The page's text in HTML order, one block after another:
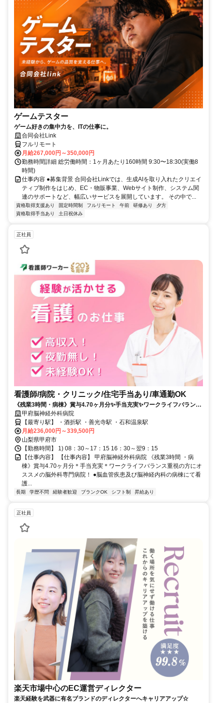
ゲームテスター
ゲーム好きの集中力を、ITの仕事に。
合同会社Link
フルリモート
月給267,000円～350,000円
勤務時間詳細 総労働時間：1ヶ月あたり160時間 9:30〜18:30(実働8
時間)
仕事内容 ●募集背景 合同会社Linkでは、生成AIを取り入れたクリエイ
ティブ制作をはじめ、EC・物販事業、Webサイト制作、システム関
連のサポートなど、幅広いサービスを展開しています。 その中で...
資格取得支援あり 固定時間制 フルリモート 午前 研修あり
夕方
資格取得手当あり
土日祝休み
正社員
看護師/病院・クリニック/住宅手当あり/車通勤OK
《残業3時間・病棟》賞与4.70ヶ月分✨手当充実✨ワークライフバランス
重視の方にオススメの脳外科専門病院❗️
甲府脳神経外科病院
【最寄り駅】 ・酒折駅 ・善光寺駅 ・石和温泉駅
月給236,000円～339,500円
山梨県甲府市
【勤務時間】 1) 08：30～17：15 16：30～翌9：15
【仕事内容】 【仕事内容】 甲府脳神経外科病院 《残業3時間 ・病
棟》賞与4.70ヶ月分＊手当充実＊ワークライフバランス重視の方にオ
ススメの脳外科専門病院！ ●脳血管疾患及び脳神経内科の病棟にて看
護...
長期 学歴不問 経験者歓迎 ブランクOK シフト制 昇給あり
正社員
楽天市場中心のEC運営ディレクター
楽天経験を武器に有名ブランドのディレクターへキャリアアップ☆